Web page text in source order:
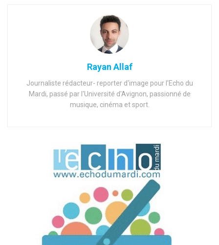
Rayan Allaf
Journaliste rédacteur- reporter d'image pour l'Echo du
Mardi, passé par l'Université d'Avignon, passionné de
musique, cinéma et sport.